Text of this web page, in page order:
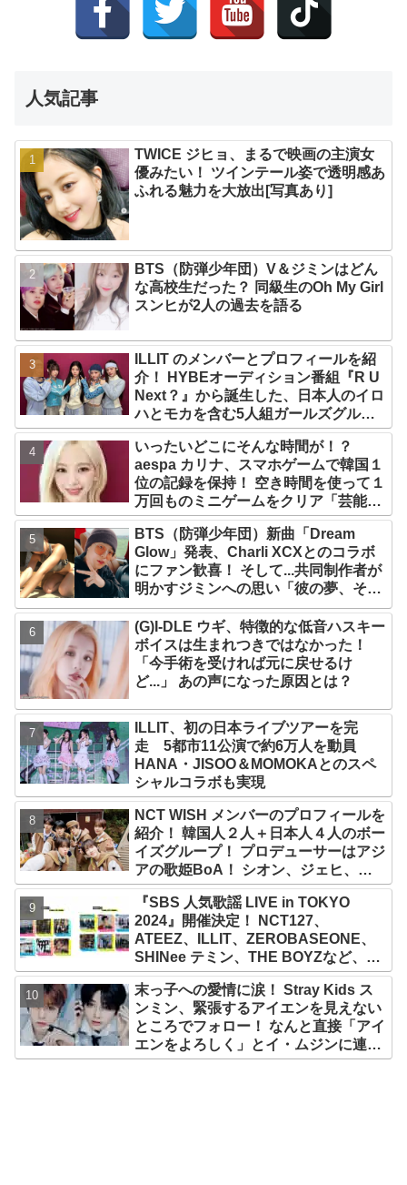
人気記事
TWICE ジヒョ、まるで映画の主演女
優みたい！ ツインテール姿で透明感あ
ふれる魅力を大放出[写真あり]
BTS（防弾少年団）V＆ジミンはどん
な高校生だった？ 同級生のOh My Girl
スンヒが2人の過去を語る
ILLIT のメンバーとプロフィールを紹
介！ HYBEオーディション番組『R U
Next？』から誕生した、日本人のイロ
ハとモカを含む5人組ガールズグルー
プ！ デビュー曲「Magnetic」がいき
なりの大ヒット
いったいどこにそんな時間が！？
aespa カリナ、スマホゲームで韓国１
位の記録を保持！ 空き時間を使って１
万回ものミニゲームをクリア「芸能人
たちが時間がないと言っているのは全
部嘘」
BTS（防弾少年団）新曲「Dream
Glow」発表、Charli XCXとのコラボ
にファン歓喜！ そして...共同制作者が
明かすジミンへの思い「彼の夢、そし
て彼の絶望から生まれた歌」
(G)I-DLE ウギ、特徴的な低音ハスキー
ボイスは生まれつきではなかった！
「今手術を受ければ元に戻せるけ
ど...」 あの声になった原因とは？
ILLIT、初の日本ライブツアーを完
走 5都市11公演で約6万人を動員
HANA・JISOO＆MOMOKAとのスペ
シャルコラボも実現
NCT WISH メンバーのプロフィールを
紹介！ 韓国人２人＋日本人４人のボー
イズグループ！ プロデューサーはアジ
アの歌姫BoA！ シオン、ジェヒ、リ
ク、ユウシ、リョウ、サクヤの魅力を
徹底解説
『SBS 人気歌謡 LIVE in TOKYO
2024』開催決定！ NCT127、
ATEEZ、ILLIT、ZEROBASEONE、
SHINee テミン、THE BOYZなど、豪
華アーティスト出演決定！ 10月12
日・13日、さいたまスーパーアリーナ
にて
末っ子への愛情に涙！ Stray Kids ス
ンミン、緊張するアイエンを見えない
ところでフォロー！ なんと直接「アイ
エンをよろしく」とイ・ムジンに連
絡… 愛にあふれたエピソードにファン